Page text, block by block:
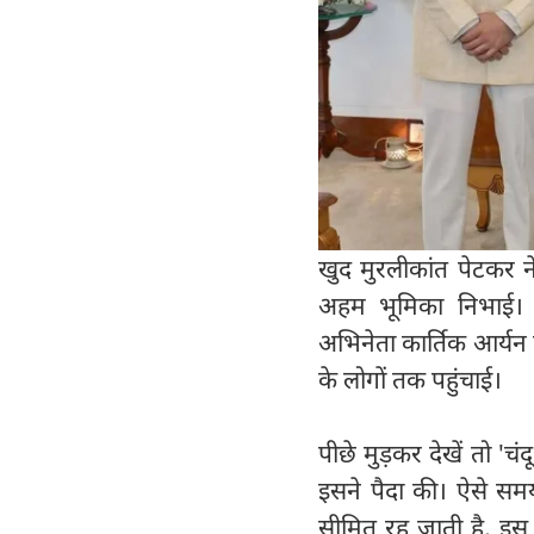
खुद मुरलीकांत पेटकर
अहम भूमिका निभाई।
अभिनेता कार्तिक
के लोगों तक पहुंचाई।
पीछे मुड़कर देखें तो
इसने पैदा की। ऐसे
सीमित रह जाती है,